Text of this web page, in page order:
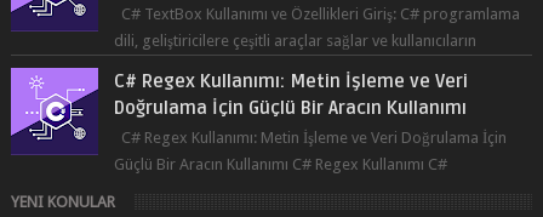
etkileşimde bulun...
C# Regex Kullanımı: Metin İşleme ve Veri
Doğrulama İçin Güçlü Bir Aracın Kullanımı
C# Regex Kullanımı: Metin İşleme ve Veri Doğrulama İçin
Güçlü Bir Aracın Kullanımı C# Regex Kullanımı C#
programlama dilinde, düzenli ifad...
YENI KONULAR
C# Trilaterasyon Kullanımı